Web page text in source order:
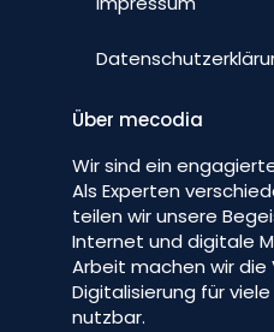
Über mecodia
Wir sind ein
Als Experten
teilen wir unsere
Internet und digitale
Arbeit machen wir die
Digitalisierung für
nutzbar.